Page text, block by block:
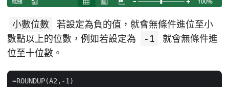
小數位數
若設定為負的值，就會無條件進位至小
數點以上的位數，例如若設定為
-1
就會無條件進
位至十位數。